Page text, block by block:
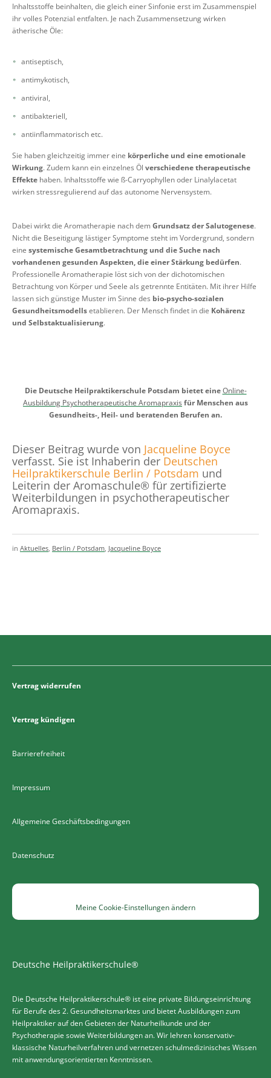
Inhaltsstoffe beinhalten, die gleich einer Sinfonie erst im Zusammenspiel
ihr volles Potenzial entfalten. Je nach Zusammensetzung wirken
ätherische Öle:
antiseptisch,
antimykotisch,
antiviral,
antibakteriell,
antiinflammatorisch etc.
Sie haben gleichzeitig immer eine körperliche und eine emotionale
Wirkung. Zudem kann ein einzelnes Öl verschiedene therapeutische
Effekte haben. Inhaltsstoffe wie ß-Carryophyllen oder Linalylacetat
wirken stressregulierend auf das autonome Nervensystem.
Dabei wirkt die Aromatherapie nach dem Grundsatz der Salutogenese.
Nicht die Beseitigung lästiger Symptome steht im Vordergrund, sondern
eine systemische Gesamtbetrachtung und die Suche nach
vorhandenen gesunden Aspekten, die einer Stärkung bedürfen.
Professionelle Aromatherapie löst sich von der dichotomischen
Betrachtung von Körper und Seele als getrennte Entitäten. Mit ihrer Hilfe
lassen sich günstige Muster im Sinne des bio-psycho-sozialen
Gesundheitsmodellsetablieren. Der Mensch findet in die Kohärenz
und Selbstaktualisierung.
Die Deutsche Heilpraktikerschule Potsdam bietet eineOnline-
Ausbildung Psychotherapeutische Aromapraxis für Menschen aus
Gesundheits-, Heil- und beratenden Berufen an.
Dieser Beitrag wurde von Jacqueline Boyce
verfasst. Sie ist Inhaberin der Deutschen
Heilpraktikerschule Berlin / Potsdam und
Leiterin der Aromaschule® für zertifizierte
Weiterbildungen in psychotherapeutischer
Aromapraxis.
in Aktuelles Berlin / Potsdam Jacqueline Boyce
Vertrag widerrufen
Vertrag kündigen
Barrierefreiheit
Impressum
Allgemeine Geschäftsbedingungen
Datenschutz
Meine Cookie-Einstellungen ändern
Deutsche Heilpraktikerschule®
Die Deutsche Heilpraktikerschule® ist eine private Bildungseinrichtung
für Berufe des 2. Gesundheitsmarktes und bietet Ausbildungen zum
Heilpraktiker auf den Gebieten der Naturheilkunde und der
Psychotherapie sowie Weiterbildungen an. Wir lehren konservativ-
klassische Naturheilverfahren und vernetzen schulmedizinisches Wissen
mit anwendungsorientierten Kenntnissen.